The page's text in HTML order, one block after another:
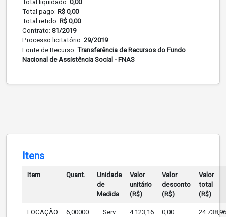
Total liquidado: 0,00
Total pago: R$ 0,00
Total retido: R$ 0,00
Contrato: 81/2019
Processo licitatório: 29/2019
Fonte de Recurso: Transferência de Recursos do Fundo
Nacional de Assistência Social - FNAS
Itens
Item Quant.
Unidade
de
Medida
Valor
unitário
(R$)
Valor
desconto
(R$)
Valor
total
(R$)
LOCAÇÃO
6,00000 Serv 4.123,16 0,00 24.738,96